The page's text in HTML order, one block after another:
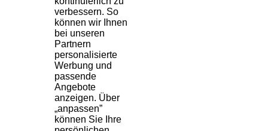
verbessern. So
können wir Ihnen
bei unseren
Partnern
personalisierte
Werbung und
passende
Angebote
anzeigen. Über
„anpassen”
können Sie Ihre